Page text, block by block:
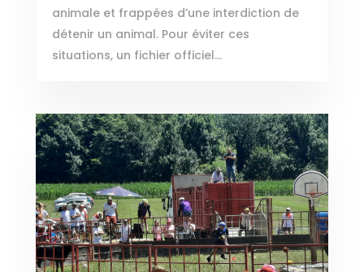
animale et frappées d’une interdiction de
détenir un animal. Pour éviter ces
situations, un fichier officiel...